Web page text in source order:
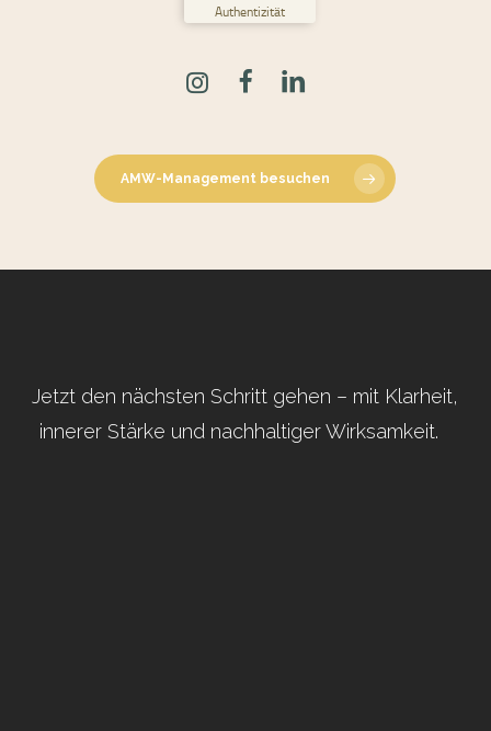
Authentizität
30
8
AMW-Management besuchen
Jetzt den nächsten Schritt gehen – mit Klarheit,
innerer Stärke und nachhaltiger Wirksamkeit.